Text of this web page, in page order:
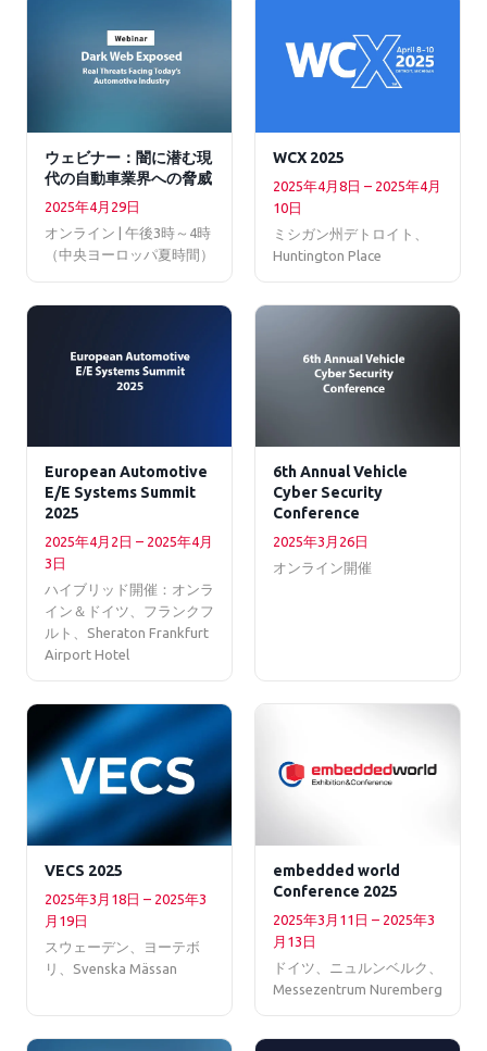
ウェビナー：闇に潜む現
代の自動車業界への脅威
2025年4月29日
オンライン | 午後3時～4時
（中央ヨーロッパ夏時間）
WCX 2025
2025年4月8日 – 2025年4月
10日
ミシガン州デトロイト、
Huntington Place
European Automotive
E/E Systems Summit
2025
2025年4月2日 – 2025年4月
3日
ハイブリッド開催：オンラ
イン＆ドイツ、フランクフ
ルト、Sheraton Frankfurt
Airport Hotel
6th Annual Vehicle
Cyber Security
Conference
2025年3月26日
オンライン開催
VECS 2025
2025年3月18日 – 2025年3
月19日
スウェーデン、ヨーテボ
リ、Svenska Mässan
embedded world
Conference 2025
2025年3月11日 – 2025年3
月13日
ドイツ、ニュルンベルク、
Messezentrum Nuremberg